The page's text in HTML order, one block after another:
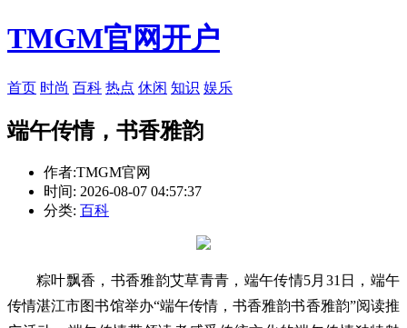
TMGM官网开户
首页 时尚 百科 热点 休闲 知识 娱乐
端午传情，书香雅韵
作者:TMGM官网
时间: 2026-08-07 04:57:37
分类: 百科
粽叶飘香，书香雅韵艾草青青，端午传情5月31日，端午
传情湛江市图书馆举办“端午传情，书香雅韵书香雅韵”阅读推